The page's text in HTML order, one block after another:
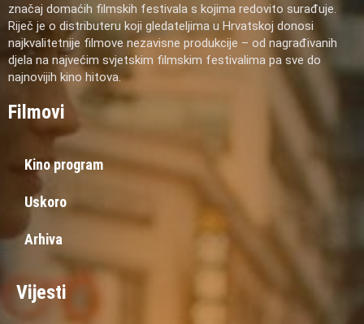
značaj domaćih filmskih festivala s kojima redovito surađuje.
Riječ je o distributeru koji gledateljima u Hrvatskoj donosi
najkvalitetnije filmove nezavisne produkcije – od nagrađivanih
djela na najvećim svjetskim filmskim festivalima pa sve do
najnovijih kino hitova.
Filmovi
Kino program
Uskoro
Arhiva
Vijesti